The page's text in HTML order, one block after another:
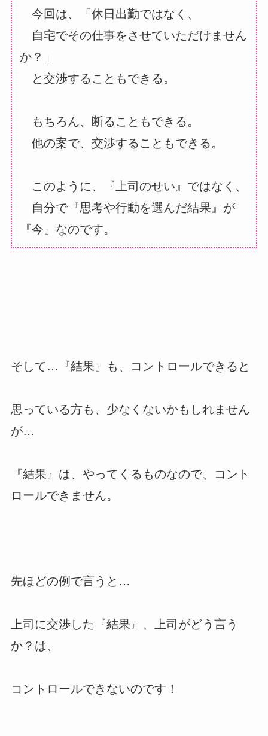
今回は、「休日出勤ではなく、
自宅でその仕事をさせていただけません
か？」
と交渉することもできる。
もちろん、断ることもできる。
他の案で、交渉することもできる。
このように、『上司のせい』ではなく、
自分で『思考や行動を選んだ結果』が
『今』なのです。
そして…『結果』も、コントロールできると
思っている方も、少なくないかもしれません
が…
『結果』は、やってくるものなので、コント
ロールできません。
先ほどの例で言うと…
上司に交渉した『結果』、上司がどう言う
か？は、
コントロールできないのです！